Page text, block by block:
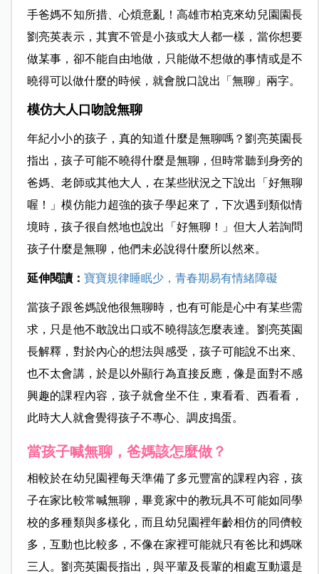
手爸媽不知所措、心煩意亂！ 高雄市柏克來幼兒園園長
劉亮英表示， 其實不管是小孩或大人都一樣，當你想要
做某事，卻不能自由地做，只能做不想做的事情或是不
曉得可以做什麼的時候，就會脫口說出「無聊」兩字。
模仿大人口吻說無聊
年紀小小的孩子，真的知道什麼是無聊嗎？劉亮英園長
指出，孩子可能不曉得什麼是無聊，但時常聽到身旁的
爸媽、老師或其他大人，在某些狀況之下說出「好無聊
喔！」模仿能力超強的孩子學起來了，下次遇到類似情
境時，孩子很自然地也說出「好無聊！」但大人若詢問
孩子什麼是無聊，他們未必說得什麼所以然來。
延伸閱讀： 寶寶規律睡眠少，青春期易有情緒障礙
當孩子跟爸媽說他很無聊時，也有可能是心中有某些需
求，只是他不敢說出口或不曉得該怎麼表達。劉亮英園
長解釋，對於內心的想法與感受，孩子可能說不出來、
也不太會講，於是以外顯行為直接反應，像是面對不感
興趣的課程內容，孩子就會坐不住，東看看、西看看，
此時大人就會覺得孩子不專心、調皮搗蛋。
當孩子喊無聊，爸媽該怎麼做？
相較於在幼兒園裡每天準備了多元豐富的課程內容，孩
子在家比較常喊無聊，畢竟家中的教玩具不可能如同學
校的多種類與多樣化，而且幼兒園裡年齡相仿的同儕較
多，互動也比較多，不像在家裡可能就只有爸比和媽咪
三人。劉亮英園長指出，與平輩及長輩的相處互動還是